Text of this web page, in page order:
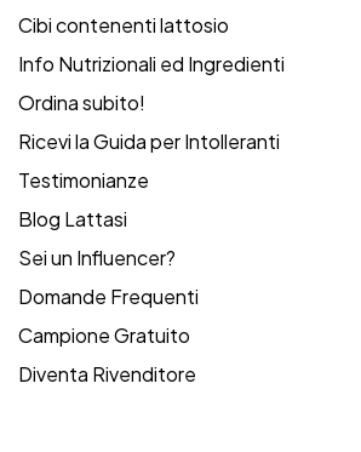
Cibi contenenti lattosio
Info Nutrizionali ed Ingredienti
Ordina subito!
Ricevi la Guida per Intolleranti
Testimonianze
Blog Lattasi
Sei un Influencer?
Domande Frequenti
Campione Gratuito
Diventa Rivenditore